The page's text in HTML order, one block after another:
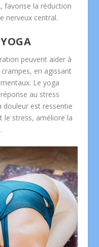
favorise la réduction
nerveux central.
peuvent aider à
en agissant
Le yoga
au stress
est ressentie
le stress, améliore la